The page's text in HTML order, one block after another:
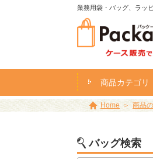
業務用袋・バッグ、ラッ
商品カテゴリ
Home 商品
バッグ検索